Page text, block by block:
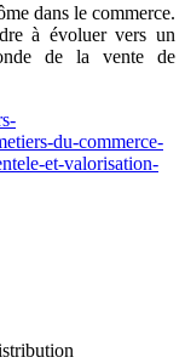
dans le commerce.
à évoluer vers un
de la vente de
du-commerce-
et-valorisation-